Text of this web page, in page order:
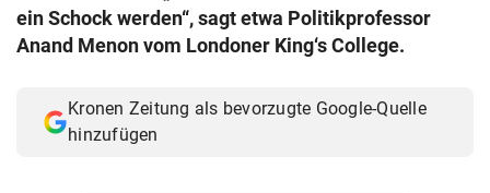
ein Schock werden“, sagt etwa Politikprofessor
Anand Menon vom Londoner King‘s College.
Kronen Zeitung als bevorzugte Google-Quelle
hinzufügen